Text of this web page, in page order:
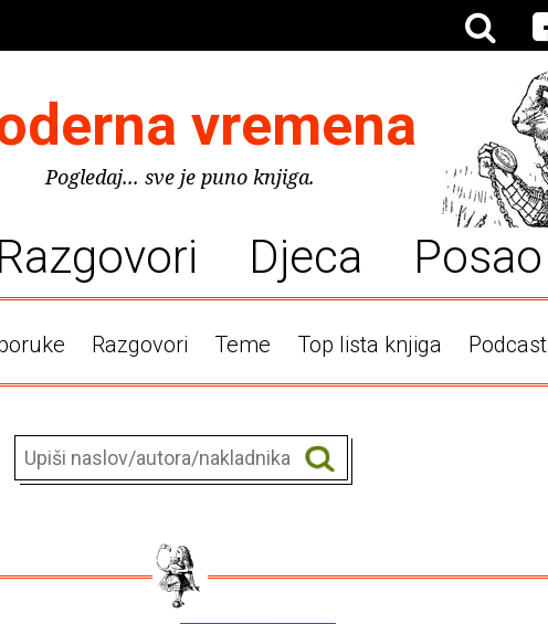
vremena
Pogledaj... sve je puno knjiga.
Razgovori Djeca Posao
Razgovori Teme Top lista knjiga Podcast